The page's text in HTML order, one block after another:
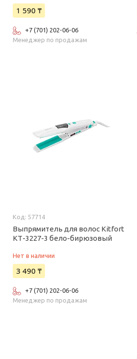
1 590 ₸
+7 (701) 202-06-06
Менеджер по продажам
57714
Выпрямитель для волос Kitfort
КТ-3227-3 бело-бирюзовый
Нет в наличии
3 490 ₸
+7 (701) 202-06-06
Менеджер по продажам